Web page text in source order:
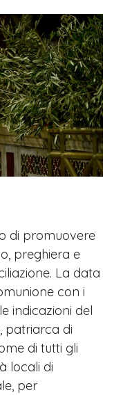
di promuovere
preghiera e
La data
con i
indicazioni del
patriarca di
di tutti gli
locali di
per